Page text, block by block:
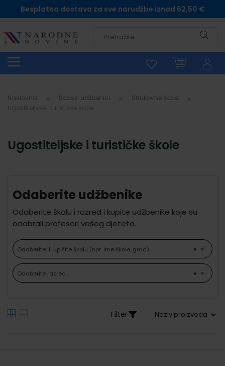
Besplatna dostava za sve narudžbe iznad 62,50 €
Naslovna Školski udžbenici
Strukovne škole
Ugostiteljske i turističke škole
Odaberite udžbenike
Odaberite školu i razred i kupite udžbenike koje su
odabrali profesori vašeg djeteta.
×
Odaberite ili upišite školu (npr. ime škole, grad) ...
×
Odaberite razred ...
Filter